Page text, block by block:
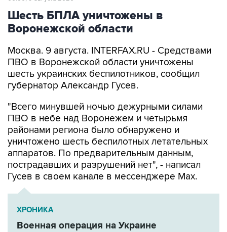
Шесть БПЛА уничтожены в
Воронежской области
Москва. 9 августа. INTERFAX.RU - Средствами
ПВО в Воронежской области уничтожены
шесть украинских беспилотников, сообщил
губернатор Александр Гусев.
"Всего минувшей ночью дежурными силами
ПВО в небе над Воронежем и четырьмя
районами региона было обнаружено и
уничтожено шесть беспилотных летательных
аппаратов. По предварительным данным,
пострадавших и разрушений нет", - написал
Гусев в своем канале в мессенджере Max.
ХРОНИКА
Военная операция на Украине